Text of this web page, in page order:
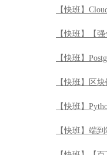
【快班】端到
【快班】【百
【快班】敏
【快班】安全
【快班】
【快班】系